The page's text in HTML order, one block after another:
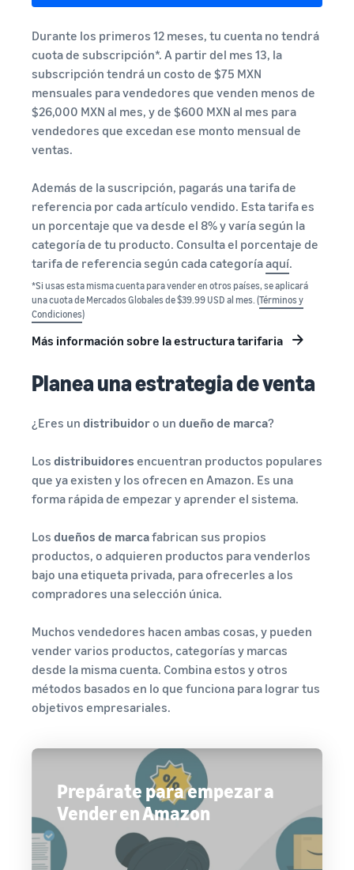
Durante los primeros 12 meses, tu cuenta no tendrá
cuota de subscripción*. A partir del mes 13, la
subscripción tendrá un costo de $75 MXN
mensuales para vendedores que venden menos de
$26,000 MXN al mes, y de $600 MXN al mes para
vendedores que excedan ese monto mensual de
ventas.
Además de la suscripción, pagarás una tarifa de
referencia por cada artículo vendido. Esta tarifa es
un porcentaje que va desde el 8% y varía según la
categoría de tu producto. Consulta el porcentaje de
tarifa de referencia según cada categoríaaquí.
*Si usas esta misma cuenta para vender en otros países, se aplicará
una cuota de Mercados Globales de $39.99 USD al mes. (Términos y
Condiciones)
Más información sobre la estructura tarifaria
Planea una estrategia de venta
¿Eres un distribuidoro un dueño de marca?
Los distribuidores encuentran productos populares
que ya existen y los ofrecen en Amazon. Es una
forma rápida de empezar y aprender el sistema.
Los dueños de marcafabrican sus propios
productos, o adquieren productos para venderlos
bajo una etiqueta privada, para ofrecerles a los
compradores una selección única.
Muchos vendedores hacen ambas cosas, y pueden
vender varios productos, categorías y marcas
desde la misma cuenta. Combina estos y otros
métodos basados en lo que funciona para lograr tus
objetivos empresariales.
Prepárate para empezar a
Vender en Amazon